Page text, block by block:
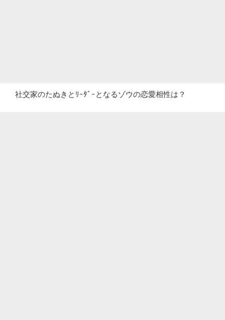
社交家のたぬきとﾘｰﾀﾞｰとなるゾウの恋愛相性は？